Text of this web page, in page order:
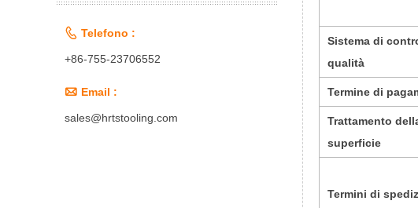
Sistema di
qualità
Termine di
Trattamento
superficie
Termini di
 Telefono :
+86-755-23706552
 Email :
sales@hrtstooling.com